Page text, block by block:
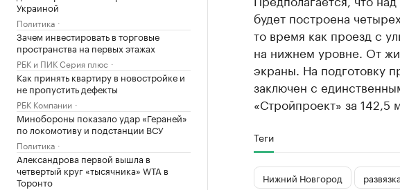
Украиной
Политика
Зачем инвестировать в торговые
пространства на первых этажах
РБК и ПИК Серия плюс
Как принять квартиру в новостройке и
не пропустить дефекты
РБК Компании
Минобороны показало удар «Гераней»
по локомотиву и подстанции ВСУ
Политика
Александрова первой вышла в
четвертый круг «тысячника» WTA в
Торонто
будет построена
то время как проезд с
на нижнем уровне. От
экраны. На подготовку
заключен с
«Стройпроект» за 142,5
Теги
Нижний Новгород развязка